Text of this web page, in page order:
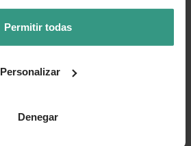
Permitir todas
Personalizar
Denegar